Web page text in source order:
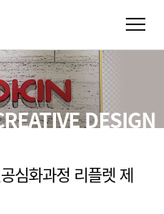
DESIGN
심화과정 리플렛 제